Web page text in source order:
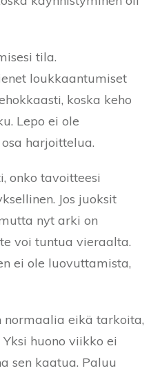
tila.
loukkaantumiset
koska keho
Lepo ei ole
harjoittelua.
onko tavoitteesi
Jos juoksit
nyt arki on
voi tuntua vieraalta.
ei ole luovuttamista,
eikä tarkoita,
huono viikko ei
sen kaatua. Paluu